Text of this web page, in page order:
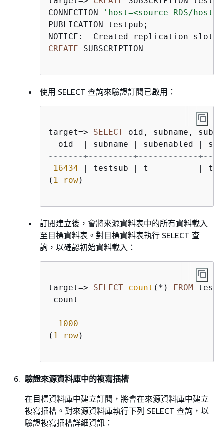
CONNECTION
'host=<source RDS/host
PUBLICATION testpub;
NOTICE:  Created replication slot
CREATE SUBSCRIPTION
使用 SELECT 查詢來驗證訂閱已啟用：
target=> SELECT oid, subname,
  oid
| subname | subenabled |
-------+---------+------------
16434
| testsub | t |
( 1 row)
訂閱建立後，會將來源資料表中的所有資料載入
至目標資料表。對目標資料表執行 SELECT 查
詢，以確認初始資料載入：
target=> SELECT count ( * ) FROM
-------
1000
( 1 row)
驗證來源資料庫中的複寫插槽
在目標資料庫中建立訂閱，將會在來源資料庫中建立
複寫插槽。對來源資料庫執行下列 SELECT 查詢，以
驗證複寫插槽詳細資訊：